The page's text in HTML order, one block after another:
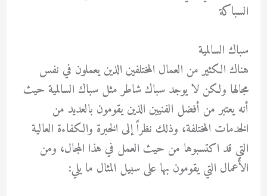
السباكة
سباك السالمية
هناك الكثير من العمال المختلفين الذين يعملون في نفس
مجالها ولكن لا يوجد سباك شاطر مثل سباك السالمية حيث
أنه يعتبر من أفضل الفنيين الذين يقومون بالعديد من
الخدمات المختلفة، وذلك نظراً إلى الخبرة والكفاءة العالية
التي قد اكتسبوها من حيث العمل في هذا المجال، ومن
الأعمال التي يقومون بها على سبيل المثال ما يلي: